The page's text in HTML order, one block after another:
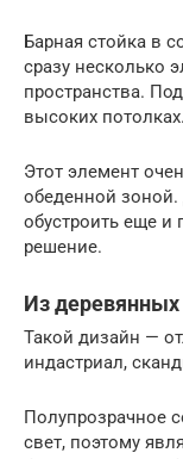
Барная стойка в
сразу несколько
пространства.
высоких потолках.
Этот элемент
обеденной
обустроить еще и
решение.
Из деревянных
Такой дизайн —
индастриал,
Полупрозрачное
свет, поэтому